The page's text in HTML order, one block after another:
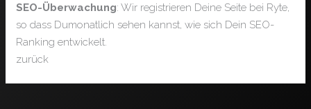
SEO-Überwachung: Wir registrieren Deine Seite bei Ryte,
so dass Dumonatlich sehen kannst, wie sich Dein SEO-
Ranking entwickelt.
zurück